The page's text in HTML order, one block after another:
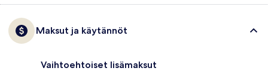
Maksut ja käytännöt
Vaihtoehtoiset lisämaksut